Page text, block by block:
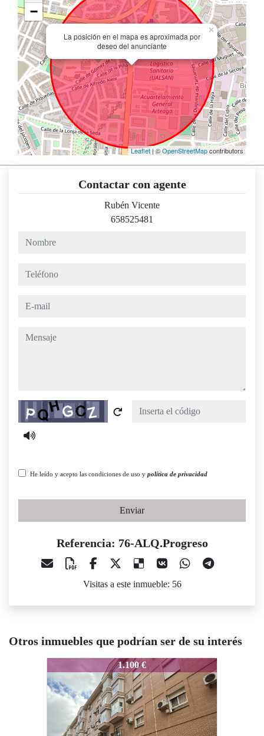
La posición en el mapa es aproximada por
deseo del anunciante
×
−
Leaflet| ©OpenStreetMapcontributors
Contactar con agente
Rubén Vicente
658525481
nombre
teléfono
e-mail
mensaje
Captcha
He leído y acepto las condiciones de uso y política de privacidad
Enviar
Referencia: 76-ALQ.Progreso
Visitas a este inmueble: 56
Otros inmuebles que podrían ser de su interés
76-ALQ.Progreso1.100 €